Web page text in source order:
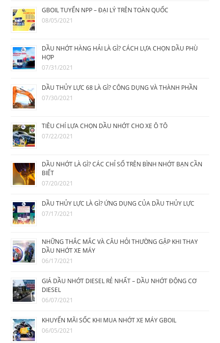
GBOIL TUYỂN NPP – ĐẠI LÝ TRÊN TOÀN QUỐC
08/05/2021
DẦU NHỚT HÀNG HẢI LÀ GÌ? CÁCH LỰA CHỌN DẦU PHÙ
HỢP
07/31/2021
DẦU THỦY LỰC 68 LÀ GÌ? CÔNG DỤNG VÀ THÀNH PHẦN
07/30/2021
TIÊU CHÍ LỰA CHỌN DẦU NHỚT CHO XE Ô TÔ
07/22/2021
DẦU NHỚT LÀ GÌ? CÁC CHỈ SỐ TRÊN BÌNH NHỚT BẠN CẦN
BIẾT
07/20/2021
DẦU THỦY LỰC LÀ GÌ? ỨNG DỤNG CỦA DẦU THỦY LỰC
07/17/2021
NHỮNG THẮC MẮC VÀ CÂU HỎI THƯỜNG GẶP KHI THAY
DẦU NHỚT XE MÁY
06/17/2021
GIÁ DẦU NHỚT DIESEL RẺ NHẤT – DẦU NHỚT ĐỘNG CƠ
DIESEL
06/07/2021
KHUYẾN MÃI SỐC KHI MUA NHỚT XE MÁY GBOIL
06/05/2021